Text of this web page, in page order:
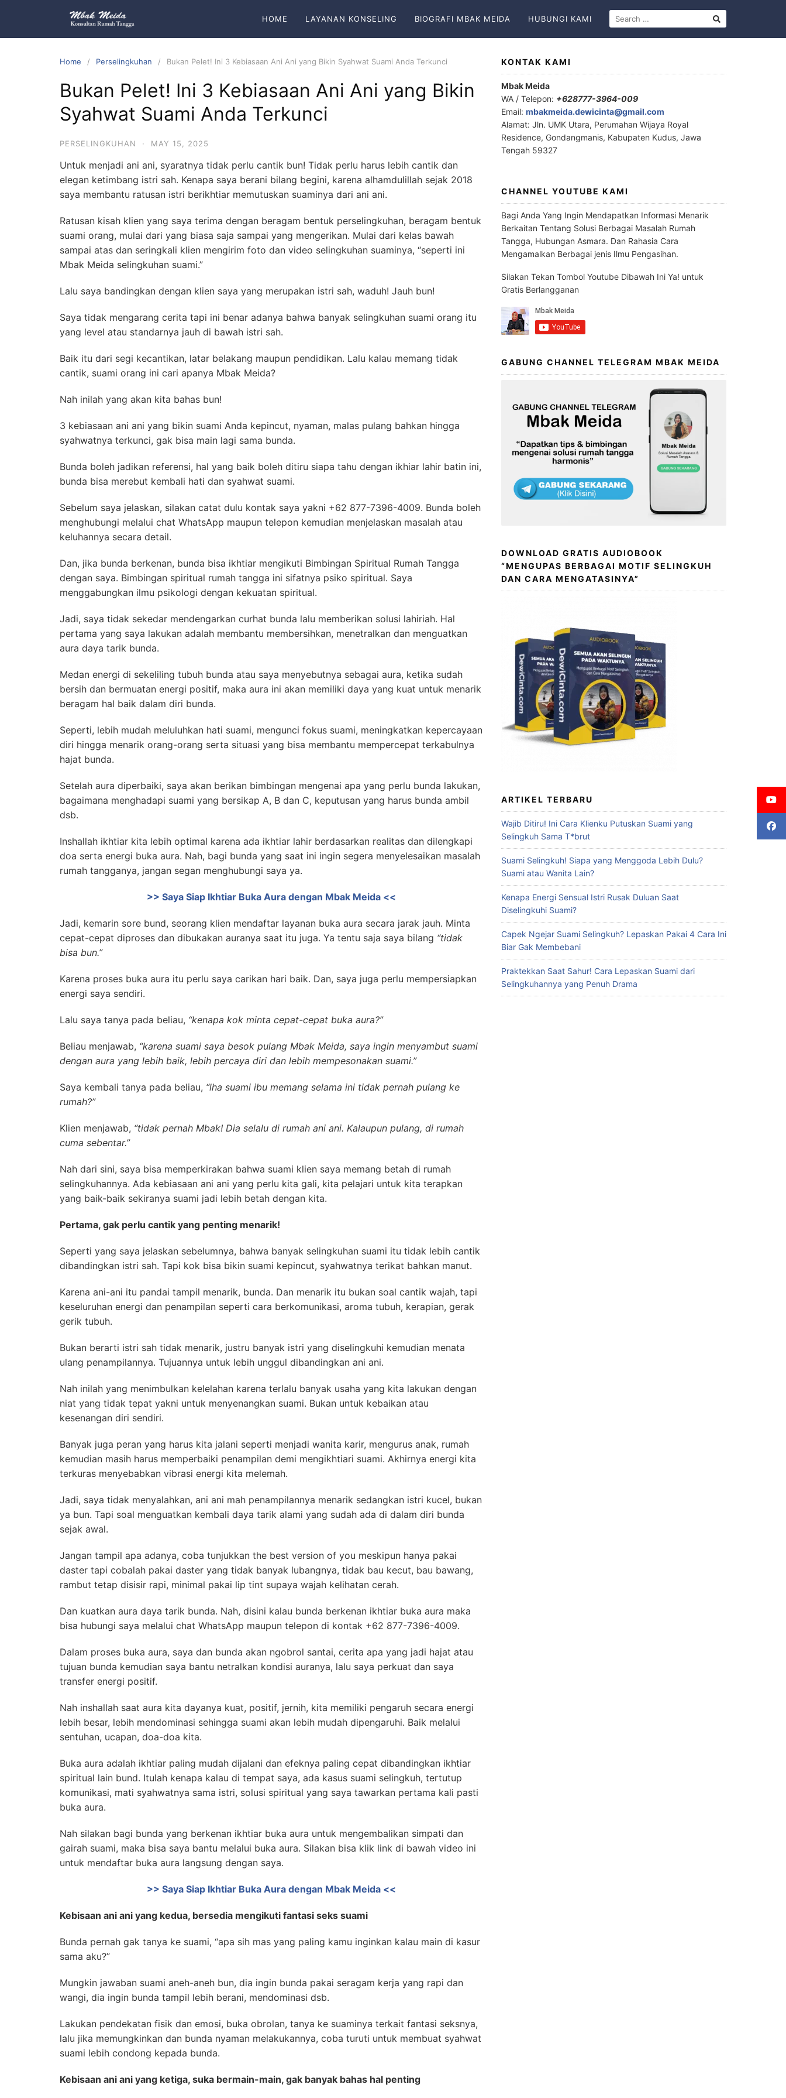
HOME LAYANAN KONSELING BIOGRAFI MBAK MEIDA HUBUNGI KAMI
Home Perselingkuhan Bukan Pelet! Ini 3 Kebiasaan Ani Ani yang Bikin Syahwat Suami Anda Terkunci
Bukan Pelet! Ini 3 Kebiasaan Ani Ani yang Bikin
Syahwat Suami Anda Terkunci
PERSELINGKUHAN · MAY 15, 2025
Untuk menjadi ani ani, syaratnya tidak perlu cantik bun! Tidak perlu harus lebih cantik dan
elegan ketimbang istri sah. Kenapa saya berani bilang begini, karena alhamdulillah sejak 2018
saya membantu ratusan istri berikhtiar memutuskan suaminya dari ani ani.
Ratusan kisah klien yang saya terima dengan beragam bentuk perselingkuhan, beragam bentuk
suami orang, mulai dari yang biasa saja sampai yang mengerikan. Mulai dari kelas bawah
sampai atas dan seringkali klien mengirim foto dan video selingkuhan suaminya, “seperti ini
Mbak Meida selingkuhan suami.”
Lalu saya bandingkan dengan klien saya yang merupakan istri sah, waduh! Jauh bun!
Saya tidak mengarang cerita tapi ini benar adanya bahwa banyak selingkuhan suami orang itu
yang level atau standarnya jauh di bawah istri sah.
Baik itu dari segi kecantikan, latar belakang maupun pendidikan. Lalu kalau memang tidak
cantik, suami orang ini cari apanya Mbak Meida?
Nah inilah yang akan kita bahas bun!
3 kebiasaan ani ani yang bikin suami Anda kepincut, nyaman, malas pulang bahkan hingga
syahwatnya terkunci, gak bisa main lagi sama bunda.
Bunda boleh jadikan referensi, hal yang baik boleh ditiru siapa tahu dengan ikhiar lahir batin ini,
bunda bisa merebut kembali hati dan syahwat suami.
Sebelum saya jelaskan, silakan catat dulu kontak saya yakni +62 877-7396-4009. Bunda boleh
menghubungi melalui chat WhatsApp maupun telepon kemudian menjelaskan masalah atau
keluhannya secara detail.
Dan, jika bunda berkenan, bunda bisa ikhtiar mengikuti Bimbingan Spiritual Rumah Tangga
dengan saya. Bimbingan spiritual rumah tangga ini sifatnya psiko spiritual. Saya
menggabungkan ilmu psikologi dengan kekuatan spiritual.
Jadi, saya tidak sekedar mendengarkan curhat bunda lalu memberikan solusi lahiriah. Hal
pertama yang saya lakukan adalah membantu membersihkan, menetralkan dan menguatkan
aura daya tarik bunda.
Medan energi di sekeliling tubuh bunda atau saya menyebutnya sebagai aura, ketika sudah
bersih dan bermuatan energi positif, maka aura ini akan memiliki daya yang kuat untuk menarik
beragam hal baik dalam diri bunda.
Seperti, lebih mudah meluluhkan hati suami, mengunci fokus suami, meningkatkan kepercayaan
diri hingga menarik orang-orang serta situasi yang bisa membantu mempercepat terkabulnya
hajat bunda.
Setelah aura diperbaiki, saya akan berikan bimbingan mengenai apa yang perlu bunda lakukan,
bagaimana menghadapi suami yang bersikap A, B dan C, keputusan yang harus bunda ambil
dsb.
Inshallah ikhtiar kita lebih optimal karena ada ikhtiar lahir berdasarkan realitas dan dilengkapi
doa serta energi buka aura. Nah, bagi bunda yang saat ini ingin segera menyelesaikan masalah
rumah tangganya, jangan segan menghubungi saya ya.
>> Saya Siap Ikhtiar Buka Aura dengan Mbak Meida <<
Jadi, kemarin sore bund, seorang klien mendaftar layanan buka aura secara jarak jauh. Minta
cepat-cepat diproses dan dibukakan auranya saat itu juga. Ya tentu saja saya bilang “tidak
bisa bun.”
Karena proses buka aura itu perlu saya carikan hari baik. Dan, saya juga perlu mempersiapkan
energi saya sendiri.
Lalu saya tanya pada beliau, “kenapa kok minta cepat-cepat buka aura?”
Beliau menjawab, “karena suami saya besok pulang Mbak Meida, saya ingin menyambut suami
dengan aura yang lebih baik, lebih percaya diri dan lebih mempesonakan suami.”
Saya kembali tanya pada beliau, “lha suami ibu memang selama ini tidak pernah pulang ke
rumah?”
Klien menjawab, “tidak pernah Mbak! Dia selalu di rumah ani ani. Kalaupun pulang, di rumah
cuma sebentar.”
Nah dari sini, saya bisa memperkirakan bahwa suami klien saya memang betah di rumah
selingkuhannya. Ada kebiasaan ani ani yang perlu kita gali, kita pelajari untuk kita terapkan
yang baik-baik sekiranya suami jadi lebih betah dengan kita.
Pertama, gak perlu cantik yang penting menarik!
Seperti yang saya jelaskan sebelumnya, bahwa banyak selingkuhan suami itu tidak lebih cantik
dibandingkan istri sah. Tapi kok bisa bikin suami kepincut, syahwatnya terikat bahkan manut.
Karena ani-ani itu pandai tampil menarik, bunda. Dan menarik itu bukan soal cantik wajah, tapi
keseluruhan energi dan penampilan seperti cara berkomunikasi, aroma tubuh, kerapian, gerak
gerik tubuh.
Bukan berarti istri sah tidak menarik, justru banyak istri yang diselingkuhi kemudian menata
ulang penampilannya. Tujuannya untuk lebih unggul dibandingkan ani ani.
Nah inilah yang menimbulkan kelelahan karena terlalu banyak usaha yang kita lakukan dengan
niat yang tidak tepat yakni untuk menyenangkan suami. Bukan untuk kebaikan atau
kesenangan diri sendiri.
Banyak juga peran yang harus kita jalani seperti menjadi wanita karir, mengurus anak, rumah
kemudian masih harus memperbaiki penampilan demi mengikhtiari suami. Akhirnya energi kita
terkuras menyebabkan vibrasi energi kita melemah.
Jadi, saya tidak menyalahkan, ani ani mah penampilannya menarik sedangkan istri kucel, bukan
ya bun. Tapi soal menguatkan kembali daya tarik alami yang sudah ada di dalam diri bunda
sejak awal.
Jangan tampil apa adanya, coba tunjukkan the best version of you meskipun hanya pakai
daster tapi cobalah pakai daster yang tidak banyak lubangnya, tidak bau kecut, bau bawang,
rambut tetap disisir rapi, minimal pakai lip tint supaya wajah kelihatan cerah.
Dan kuatkan aura daya tarik bunda. Nah, disini kalau bunda berkenan ikhtiar buka aura maka
bisa hubungi saya melalui chat WhatsApp maupun telepon di kontak +62 877-7396-4009.
Dalam proses buka aura, saya dan bunda akan ngobrol santai, cerita apa yang jadi hajat atau
tujuan bunda kemudian saya bantu netralkan kondisi auranya, lalu saya perkuat dan saya
transfer energi positif.
Nah inshallah saat aura kita dayanya kuat, positif, jernih, kita memiliki pengaruh secara energi
lebih besar, lebih mendominasi sehingga suami akan lebih mudah dipengaruhi. Baik melalui
sentuhan, ucapan, doa-doa kita.
Buka aura adalah ikhtiar paling mudah dijalani dan efeknya paling cepat dibandingkan ikhtiar
spiritual lain bund. Itulah kenapa kalau di tempat saya, ada kasus suami selingkuh, tertutup
komunikasi, mati syahwatnya sama istri, solusi spiritual yang saya tawarkan pertama kali pasti
buka aura.
Nah silakan bagi bunda yang berkenan ikhtiar buka aura untuk mengembalikan simpati dan
gairah suami, maka bisa saya bantu melalui buka aura. Silakan bisa klik link di bawah video ini
untuk mendaftar buka aura langsung dengan saya.
>> Saya Siap Ikhtiar Buka Aura dengan Mbak Meida <<
Kebisaan ani ani yang kedua, bersedia mengikuti fantasi seks suami
Bunda pernah gak tanya ke suami, “apa sih mas yang paling kamu inginkan kalau main di kasur
sama aku?”
Mungkin jawaban suami aneh-aneh bun, dia ingin bunda pakai seragam kerja yang rapi dan
wangi, dia ingin bunda tampil lebih berani, mendominasi dsb.
Lakukan pendekatan fisik dan emosi, buka obrolan, tanya ke suaminya terkait fantasi seksnya,
lalu jika memungkinkan dan bunda nyaman melakukannya, coba turuti untuk membuat syahwat
suami lebih condong kepada bunda.
Kebisaan ani ani yang ketiga, suka bermain-main, gak banyak bahas hal penting
KONTAK KAMI
Mbak Meida
WA / Telepon: +628777-3964-009
Email: mbakmeida.dewicinta@gmail.com
Alamat: Jln. UMK Utara, Perumahan Wijaya Royal
Residence, Gondangmanis, Kabupaten Kudus, Jawa
Tengah 59327
CHANNEL YOUTUBE KAMI
Bagi Anda Yang Ingin Mendapatkan Informasi Menarik
Berkaitan Tentang Solusi Berbagai Masalah Rumah
Tangga, Hubungan Asmara. Dan Rahasia Cara
Mengamalkan Berbagai jenis Ilmu Pengasihan.
Silakan Tekan Tombol Youtube Dibawah Ini Ya! untuk
Gratis Berlangganan
GABUNG CHANNEL TELEGRAM MBAK MEIDA
DOWNLOAD GRATIS AUDIOBOOK
“MENGUPAS BERBAGAI MOTIF SELINGKUH
DAN CARA MENGATASINYA”
ARTIKEL TERBARU
Wajib Ditiru! Ini Cara Klienku Putuskan Suami yang
Selingkuh Sama T*brut
Suami Selingkuh! Siapa yang Menggoda Lebih Dulu?
Suami atau Wanita Lain?
Kenapa Energi Sensual Istri Rusak Duluan Saat
Diselingkuhi Suami?
Capek Ngejar Suami Selingkuh? Lepaskan Pakai 4 Cara Ini
Biar Gak Membebani
Praktekkan Saat Sahur! Cara Lepaskan Suami dari
Selingkuhannya yang Penuh Drama